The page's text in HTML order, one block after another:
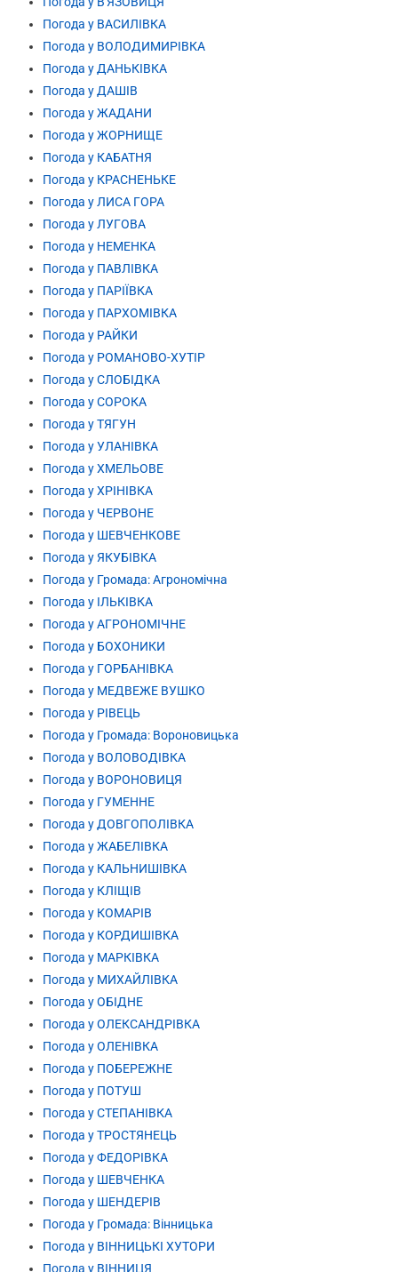
Погода у ВАСИЛІВКА
Погода у ВОЛОДИМИРІВКА
Погода у ДАНЬКІВКА
Погода у ДАШІВ
Погода у ЖАДАНИ
Погода у ЖОРНИЩЕ
Погода у КАБАТНЯ
Погода у КРАСНЕНЬКЕ
Погода у ЛИСА ГОРА
Погода у ЛУГОВА
Погода у НЕМЕНКА
Погода у ПАВЛІВКА
Погода у ПАРІЇВКА
Погода у ПАРХОМІВКА
Погода у РАЙКИ
Погода у РОМАНОВО-ХУТІР
Погода у СЛОБІДКА
Погода у СОРОКА
Погода у ТЯГУН
Погода у УЛАНІВКА
Погода у ХМЕЛЬОВЕ
Погода у ХРІНІВКА
Погода у ЧЕРВОНЕ
Погода у ШЕВЧЕНКОВЕ
Погода у ЯКУБІВКА
Погода у Громада: Агрономічна
Погода у ІЛЬКІВКА
Погода у АГРОНОМІЧНЕ
Погода у БОХОНИКИ
Погода у ГОРБАНІВКА
Погода у МЕДВЕЖЕ ВУШКО
Погода у РІВЕЦЬ
Погода у Громада: Вороновицька
Погода у ВОЛОВОДІВКА
Погода у ВОРОНОВИЦЯ
Погода у ГУМЕННЕ
Погода у ДОВГОПОЛІВКА
Погода у ЖАБЕЛІВКА
Погода у КАЛЬНИШІВКА
Погода у КЛІЩІВ
Погода у КОМАРІВ
Погода у КОРДИШІВКА
Погода у МАРКІВКА
Погода у МИХАЙЛІВКА
Погода у ОБІДНЕ
Погода у ОЛЕКСАНДРІВКА
Погода у ОЛЕНІВКА
Погода у ПОБЕРЕЖНЕ
Погода у ПОТУШ
Погода у СТЕПАНІВКА
Погода у ТРОСТЯНЕЦЬ
Погода у ФЕДОРІВКА
Погода у ШЕВЧЕНКА
Погода у ШЕНДЕРІВ
Погода у Громада: Вінницька
Погода у ВІННИЦЬКІ ХУТОРИ
Погода у ВІННИЦЯ